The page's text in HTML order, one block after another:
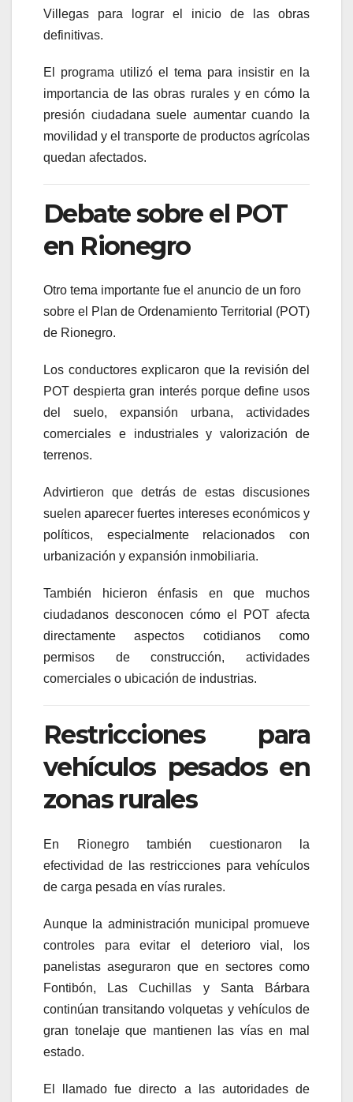
Villegas para lograr el inicio de las obras
definitivas.
El programa utilizó el tema para insistir en la
importancia de las obras rurales y en cómo la
presión ciudadana suele aumentar cuando la
movilidad y el transporte de productos agrícolas
quedan afectados.
Debate sobre el POT
en Rionegro
Otro tema importante fue el anuncio de un foro
sobre el Plan de Ordenamiento Territorial (POT)
de Rionegro.
Los conductores explicaron que la revisión del
POT despierta gran interés porque define usos
del suelo, expansión urbana, actividades
comerciales e industriales y valorización de
terrenos.
Advirtieron que detrás de estas discusiones
suelen aparecer fuertes intereses económicos y
políticos, especialmente relacionados con
urbanización y expansión inmobiliaria.
También hicieron énfasis en que muchos
ciudadanos desconocen cómo el POT afecta
directamente aspectos cotidianos como
permisos de construcción, actividades
comerciales o ubicación de industrias.
Restricciones para
vehículos pesados en
zonas rurales
En Rionegro también cuestionaron la
efectividad de las restricciones para vehículos
de carga pesada en vías rurales.
Aunque la administración municipal promueve
controles para evitar el deterioro vial, los
panelistas aseguraron que en sectores como
Fontibón, Las Cuchillas y Santa Bárbara
continúan transitando volquetas y vehículos de
gran tonelaje que mantienen las vías en mal
estado.
El llamado fue directo a las autoridades de